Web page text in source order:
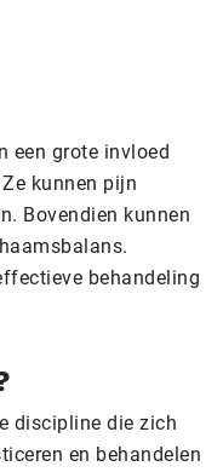
een grote invloed
kunnen pijn
Bovendien kunnen
behandeling
discipline die zich
en behandelen